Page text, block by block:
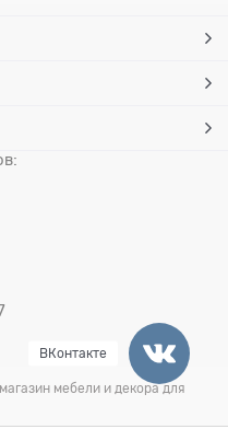
мебели и декора для
ВКонтакте